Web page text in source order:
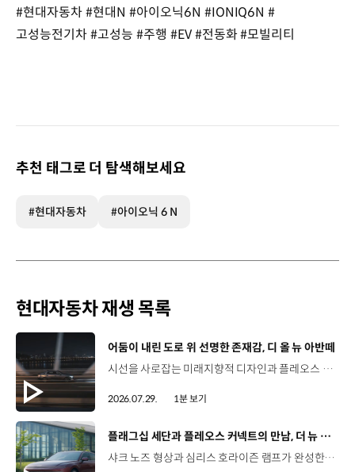
#현대자동차 #현대N #아이오닉6N #IONIQ6N #
고성능전기차 #고성능 #주행 #EV #전동화 #모빌리티
추천 태그로 더 탐색해보세요
#현대자동차 #아이오닉 6 N
현대자동차 재생 목록
[동영상]
어둠이 내린 도로 위 선명한 존재감, 디 올 뉴 아반떼
시선을 사로잡는 미래지향적 디자인과 플레오스 커넥트로 완성한 디지털 경험까지.세단의 새로운 기준을 제시하는 디 올 뉴 아반떼를 만나보세요. *본 영상은 AI를 활용해 제작했습니다. #현대자동차 #디올뉴아반떼 #아반떼 #플레오스커넥트 #글레오AI 유튜브 쇼츠 보기
2026.07.29. 1분 보기
[동영상]
플래그십 세단과 플레오스 커넥트의 만남, 더 뉴 그랜저
샤크 노즈 형상과 심리스 호라이즌 램프가 완성한 세련된 외관플레오스 커넥트와 Gleo AI가 만드는 스마트한 운전 경험까지. 새롭게 진화한 더 뉴 그랜저를 영상으로 만나보세요. #현대자동차 #더뉴그랜저 #플레오스커넥트 #그랜저 #플래그십세단 #TheNewGrandeur #PleosConnect